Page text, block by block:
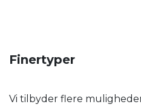
Finertyper
Vi tilbyder flere